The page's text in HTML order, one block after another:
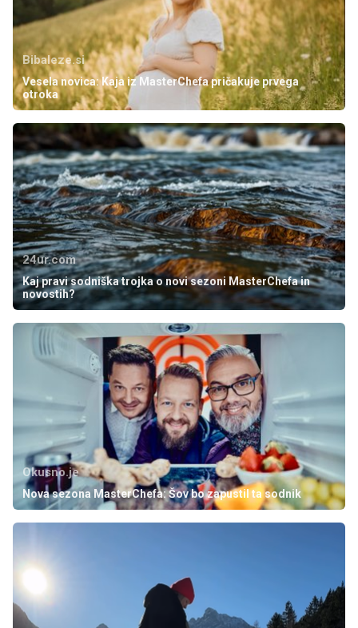
Bibaleze.si
Vesela novica: Kaja iz MasterChefa pričakuje prvega
otroka
24ur.com
Kaj pravi sodniška trojka o novi sezoni MasterChefa in
novostih?
Okusno.je
Nova sezona MasterChefa: Šov bo zapustil ta sodnik